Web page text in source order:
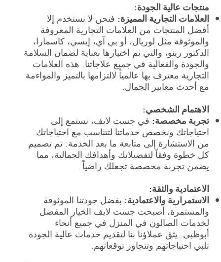
منتجات عالية الجودة:
العلامات التجارية المميزة: فنحن لا نستخدم إلا
أفضل المنتجات من العلامات التجارية المعروفة
والموثوقة مثل لوريال، أو بي آي، إيسي، كاسمارا،
الدكتور رينو، والتي تم اختيارها بعناية لضمان السلامة
والجودة والفعالية في جميع علاجاتنا. هذه العلامات
التجارية معترف بها عالمياً لالتزامها بالتميز والمواءمة
مع أحدث معايير الجمال.
الاهتمام الشخصي:
تجربة مخصصة: في جست لايف، نستمع إلى
احتياجاتك ونخصص خدماتنا لتتناسب مع احتياجاتك.
من الاستشارة إلى متابعة ما بعد الخدمة: تم تصميم
كل خطوة وفقاً لتفضيلاتك وأهدافك الجمالية، مما
يضمن تجربة مخصصة تجعلك راضياً.
الاعتمادية والثقة:
الاستمرارية والاعتمادية: بفضل جودتنا الموثوقة
والمستمرة، أصبحت جست لايف الخيار المفضل
لخدمات الصالون في المنزل في جميع أنحاء
أبوظبي. يثق عملاؤنا بنا لتقديم خدمات عالية الجودة
تلبي احتياجاتهم وتتجاوز توقعاتهم.